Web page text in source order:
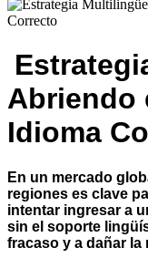
Abriendo
Idioma
En un mercado
regiones es clave
intentar ingresar a
sin el soporte
fracaso y a dañar la